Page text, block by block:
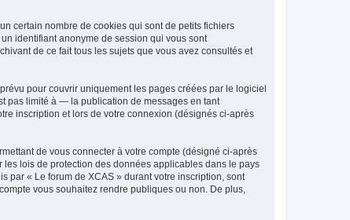
certain nombre de cookies qui sont de petits fichiers
identifiant anonyme de session qui vous sont
de ce fait tous les sujets que vous avez consultés et
pour couvrir uniquement les pages créées par le logiciel
pas limité à — la publication de messages en tant
inscription et lors de votre connexion (désignés ci-après
de vous connecter à votre compte (désigné ci-après
lois de protection des données applicables dans le pays
par « Le forum de XCAS » durant votre inscription, sont
vous souhaitez rendre publiques ou non. De plus,